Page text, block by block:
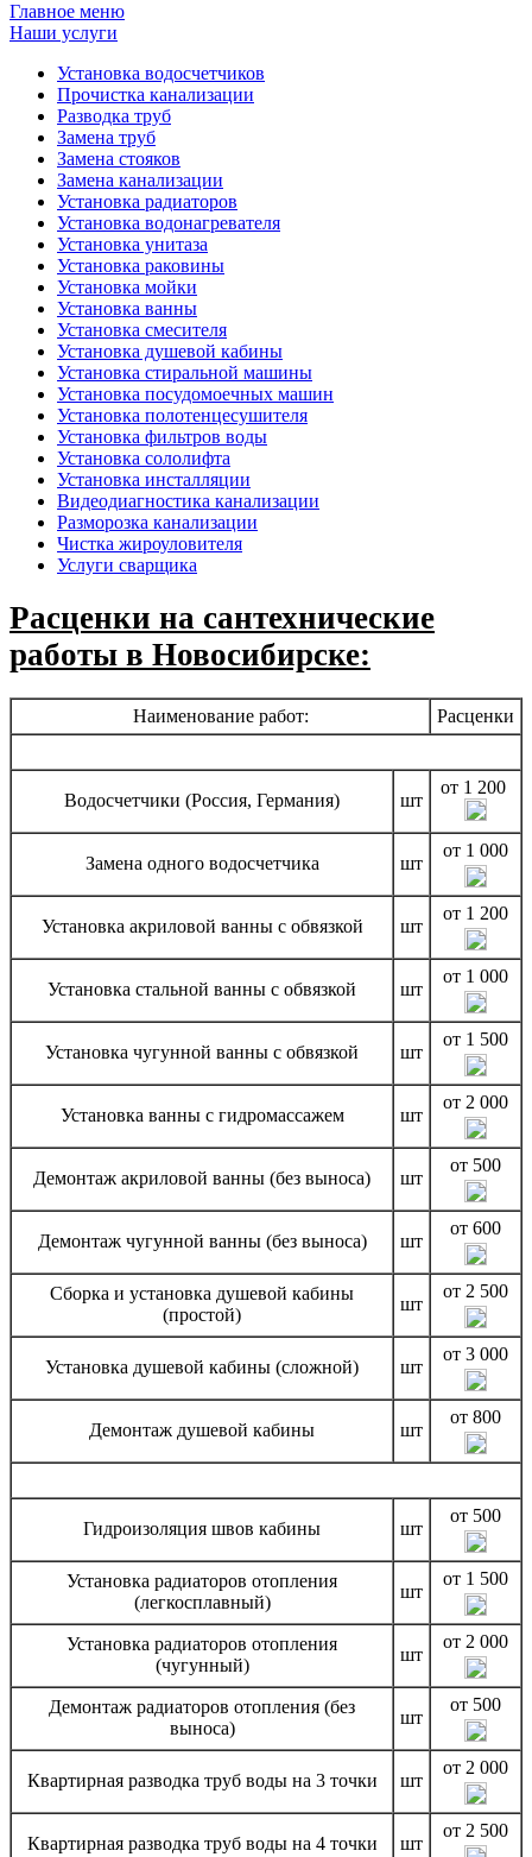
Главное меню
Наши услуги
Установка водосчетчиков
Прочистка канализации
Разводка труб
Замена труб
Замена стояков
Замена канализации
Установка радиаторов
Установка водонагревателя
Установка унитаза
Установка раковины
Установка мойки
Установка ванны
Установка смесителя
Установка душевой кабины
Установка стиральной машины
Установка посудомоечных машин
Установка полотенцесушителя
Установка фильтров воды
Установка сололифта
Установка инсталляции
Видеодиагностика канализации
Разморозка канализации
Чистка жироуловителя
Услуги сварщика
Расценки на сантехнические
работы в Новосибирске:
Наименование работ: Расценки
Водосчетчики (Россия, Германия) шт
от 1 200
Замена одного водосчетчика шт
от 1 000
Установка акриловой ванны с обвязкой шт
от 1 200
Установка стальной ванны с обвязкой шт
от 1 000
Установка чугунной ванны с обвязкой шт
от 1 500
Установка ванны с гидромассажем шт
от 2 000
Демонтаж акриловой ванны (без выноса) шт
от 500
Демонтаж чугунной ванны (без выноса) шт
от 600
Сборка и установка душевой кабины
(простой)
шт
от 2 500
Установка душевой кабины (сложной) шт
от 3 000
Демонтаж душевой кабины шт
от 800
Гидроизоляция швов кабины шт
от 500
Установка радиаторов отопления
(легкосплавный)
шт
от 1 500
Установка радиаторов отопления
(чугунный)
шт
от 2 000
Демонтаж радиаторов отопления (без
выноса)
шт
от 500
Квартирная разводка труб воды на 3 точки шт
от 2 000
Квартирная разводка труб воды на 4 точки шт
от 2 500